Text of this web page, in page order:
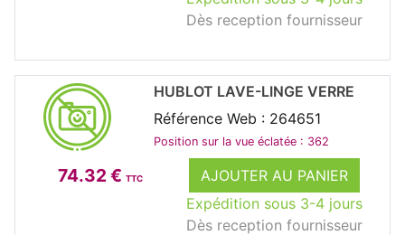
Dès reception fournisseur
74.32 € TTC
AJOUTER AU PANIER
Expédition sous 3-4 jours
Dès reception fournisseur
HUBLOT LAVE-LINGE VERRE
Référence Web : 264651
Position sur la vue éclatée : 362